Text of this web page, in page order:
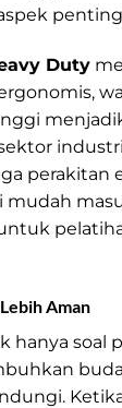
Duty
perakitan
mudah
Aman
hanya soal